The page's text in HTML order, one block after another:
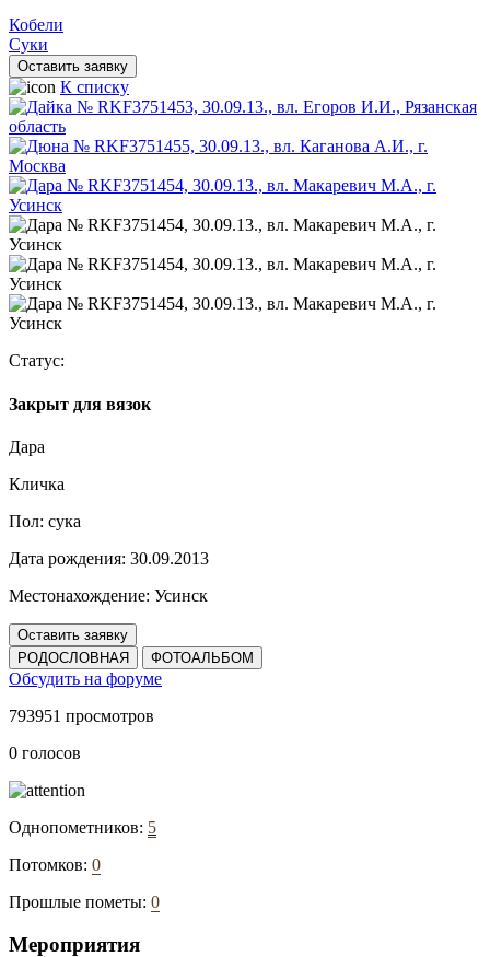
Кобели
Суки
Оставить заявку
К списку
Статус:
Закрыт для вязок
Дара
Кличка
Пол: сука
Дата рождения: 30.09.2013
Местонахождение: Усинск
Оставить заявку
РОДОСЛОВНАЯ
ФОТОАЛЬБОМ
Обсудить на форуме
793951 просмотров
0 голосов
Однопометников: 5
Потомков: 0
Прошлые пометы: 0
Мероприятия